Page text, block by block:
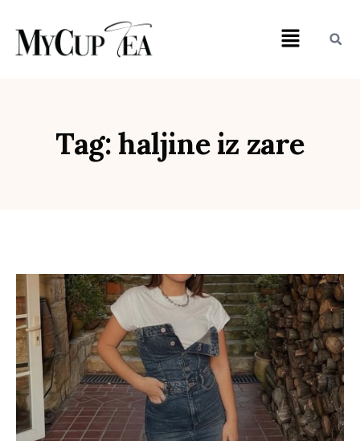
Tag: haljine iz zare